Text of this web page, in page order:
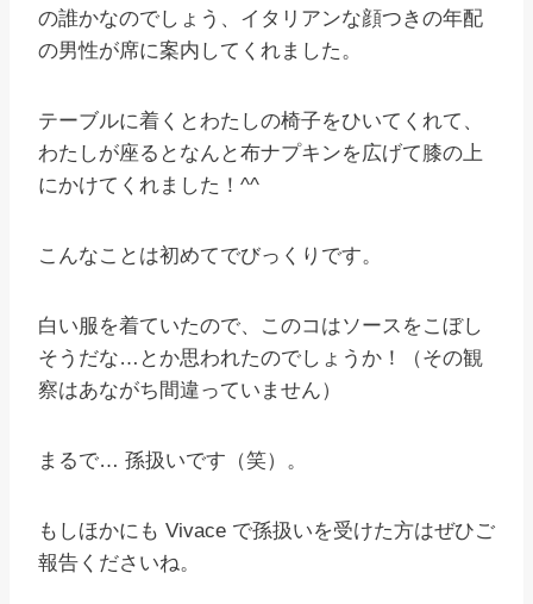
の誰かなのでしょう、イタリアンな顔つきの年配
の男性が席に案内してくれました。
テーブルに着くとわたしの椅子をひいてくれて、
わたしが座るとなんと布ナプキンを広げて膝の上
にかけてくれました！^^
こんなことは初めてでびっくりです。
白い服を着ていたので、このコはソースをこぼし
そうだな…とか思われたのでしょうか！（その観
察はあながち間違っていません）
まるで… 孫扱いです（笑）。
もしほかにも Vivace で孫扱いを受けた方はぜひご
報告くださいね。